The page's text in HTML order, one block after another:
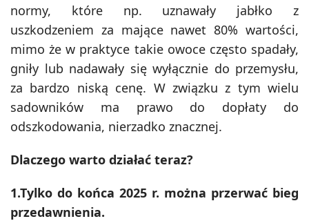
normy, które np. uznawały jabłko z
uszkodzeniem za mające nawet 80% wartości,
mimo że w praktyce takie owoce często spadały,
gniły lub nadawały się wyłącznie do przemysłu,
za bardzo niską cenę. W związku z tym wielu
sadowników ma prawo do dopłaty do
odszkodowania, nierzadko znacznej.
Dlaczego warto działać teraz?
1.Tylko do końca 2025 r. można przerwać bieg
przedawnienia.